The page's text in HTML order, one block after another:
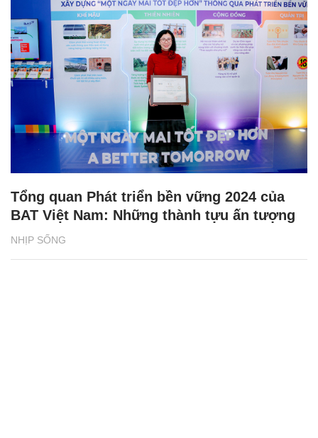
NHỊP SỐNG
Tổng quan Phát triển bền vững 2024 của
BAT Việt Nam: Những thành tựu ấn tượng